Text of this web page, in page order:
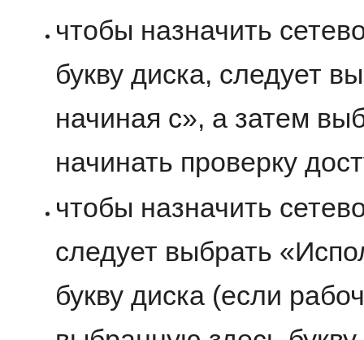
чтобы назначить
букву диска, следует
начиная с», а затем
начинать проверку
чтобы назначить
следует выбрать
букву диска (если